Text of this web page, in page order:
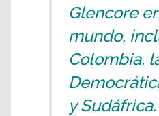
Glencore
mundo,
Colombia,
y Sudáfrica.